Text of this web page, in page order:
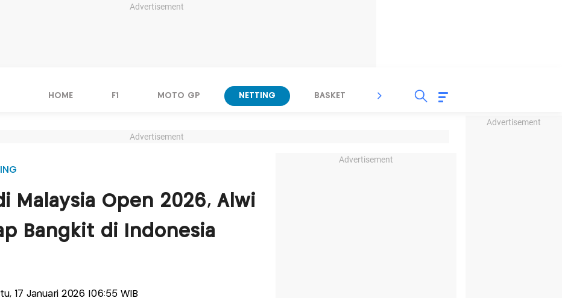
Advertisement
Advertisement
HOME F1 MOTO GP NETTING BASKET SPORT LAIN
Advertisement
Malaysia Open 2026, Alwi
Bangkit di Indonesia
17 Januari 2026 |06:55 WIB
Advertisement